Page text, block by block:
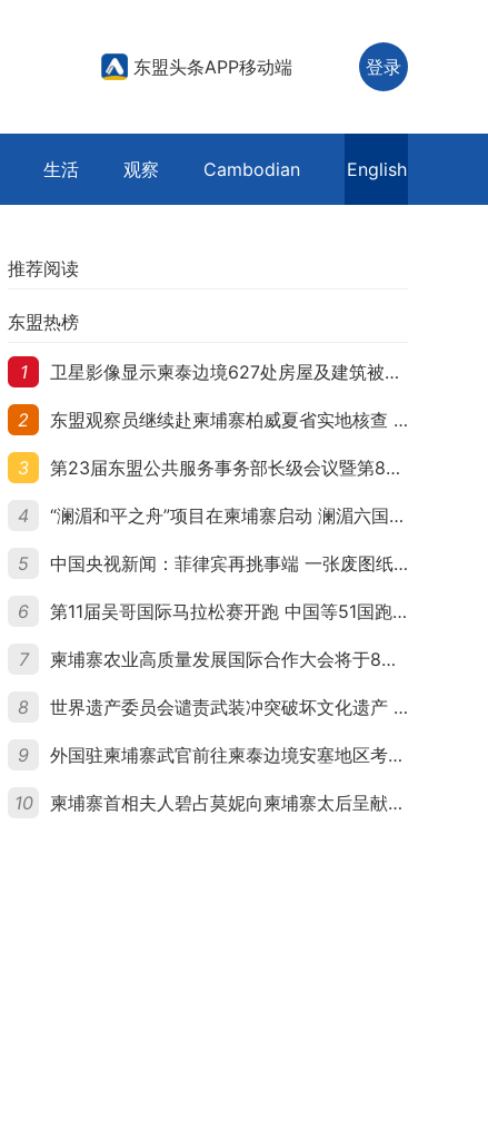
东盟头条APP移动端 登录
生活 观察 Cambodian English
推荐阅读
东盟热榜
1 卫星影像显示柬泰边境627处房屋及建筑被夷平 人权组织呼吁保护平民财产
2 东盟观察员继续赴柬埔寨柏威夏省实地核查 走访遭袭柬埔寨平民村庄
3 第23届东盟公共服务事务部长级会议暨第8届东盟与中日韩公共服务事务部长级会议在柬埔寨暹粒开幕
4 “澜湄和平之舟”项目在柬埔寨启动 澜湄六国青年共话和平与发展
5 中国央视新闻：菲律宾再挑事端 一张废图纸划不走中国黄岩岛
6 第11届吴哥国际马拉松赛开跑 中国等51国跑者齐聚暹粒
7 柬埔寨农业高质量发展国际合作大会将于8月20日举行
8 世界遗产委员会谴责武装冲突破坏文化遗产 柬埔寨呼吁依法追责并加强国际合作
9 外国驻柬埔寨武官前往柬泰边境安塞地区考察 柬方介绍“危险握手”事件及边境情况
10 柬埔寨首相夫人碧占莫妮向柬埔寨太后呈献世界女童军“卓越领袖奖”